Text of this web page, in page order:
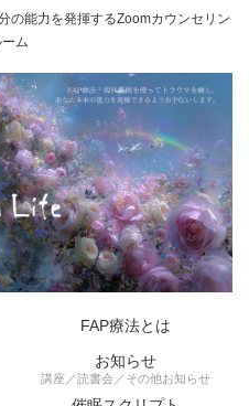
の能力を発揮するZoomカウンセリン
ム
FAP療法とは
お知らせ
講座／読書会／その他お知らせ